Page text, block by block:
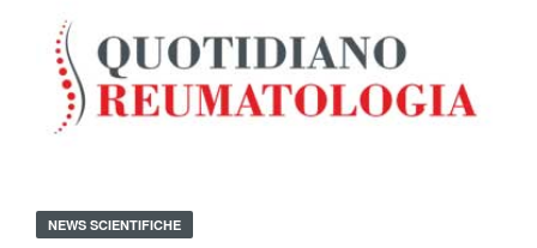
NEWS SCIENTIFICHE